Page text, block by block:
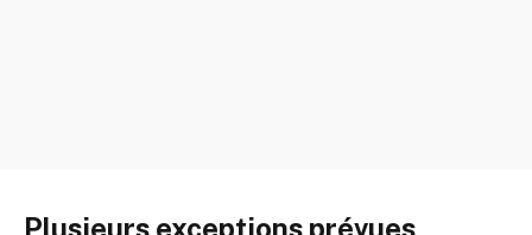
Plusieurs exceptions prévues